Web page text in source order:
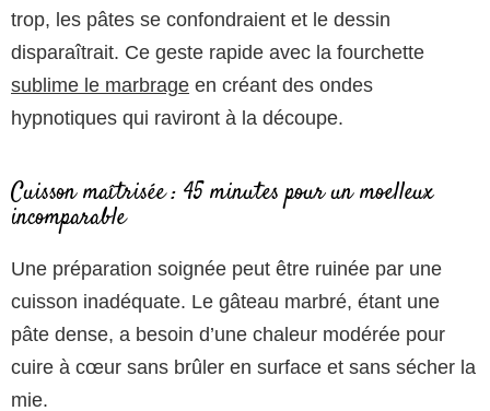
trop, les pâtes se confondraient et le dessin
disparaîtrait. Ce geste rapide avec la fourchette
sublime le marbrage en créant des ondes
hypnotiques qui raviront à la découpe.
Cuisson maîtrisée : 45 minutes pour un moelleux
incomparable
Une préparation soignée peut être ruinée par une
cuisson inadéquate. Le gâteau marbré, étant une
pâte dense, a besoin d’une chaleur modérée pour
cuire à cœur sans brûler en surface et sans sécher la
mie.